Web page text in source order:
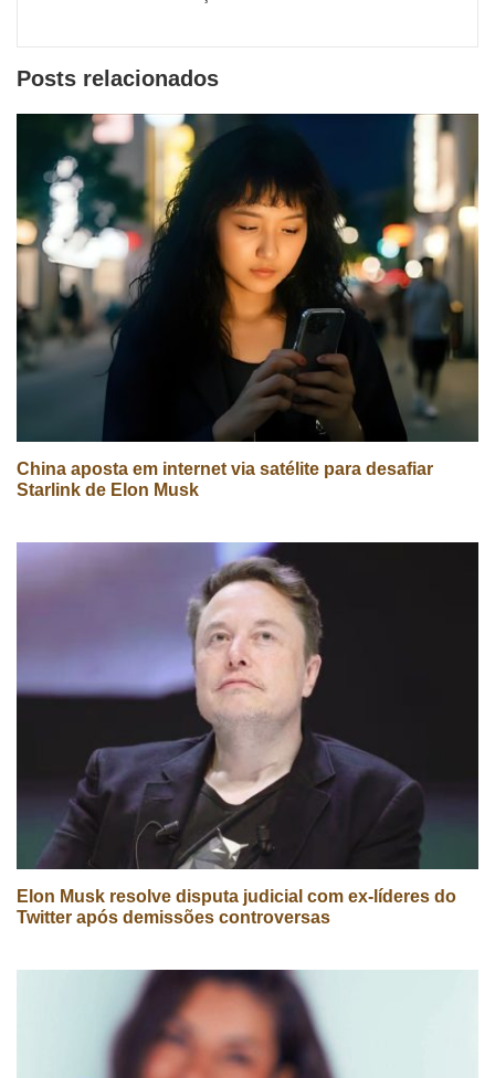
Posts relacionados
China aposta em internet via satélite para desafiar
Starlink de Elon Musk
Elon Musk resolve disputa judicial com ex-líderes do
Twitter após demissões controversas